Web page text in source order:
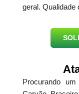
geral. Qualidade
Procurando